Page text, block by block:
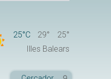
25°C 29°
25°
Illes Balears